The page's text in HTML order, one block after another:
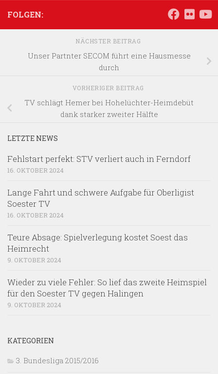
FOLGEN:
NÄCHSTER BEITRAG
Unser Partnter SECOM führt eine Hausmesse
durch
VORHERIGER BEITRAG
TV schlägt Hemer bei Hohelüchter-Heimdebüt
dank starker zweiter Hälfte
LETZTE NEWS
Fehlstart perfekt: STV verliert auch in Ferndorf
16. OKTOBER 2024
Lange Fahrt und schwere Aufgabe für Oberligist
Soester TV
16. OKTOBER 2024
Teure Absage: Spielverlegung kostet Soest das
Heimrecht
9. OKTOBER 2024
Wieder zu viele Fehler: So lief das zweite Heimspiel
für den Soester TV gegen Halingen
9. OKTOBER 2024
KATEGORIEN
3. Bundesliga 2015/2016